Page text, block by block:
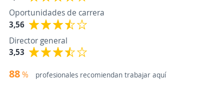
Oportunidades de carrera
3,56
Director general
3,53
88% profesionales recomiendan trabajar aquí